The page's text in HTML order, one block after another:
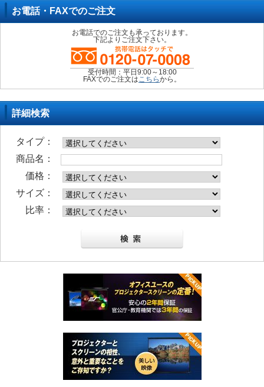
お電話・FAXでのご注文
お電話でのご注文も承っております。
下記よりご注文下さい。
受付時間：平日9:00～18:00
FAXでのご注文はこちらから。
詳細検索
タイプ：
商品名：
価格：
サイズ：
比率：